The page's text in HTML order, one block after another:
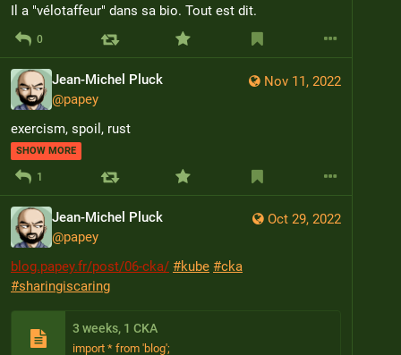
Il a "vélotaffeur" dans sa bio. Tout est dit.
0
Nov 11, 2022
Jean-Michel Pluck
@papey
exercism, spoil, rust
SHOW MORE
1
Oct 29, 2022
Jean-Michel Pluck
@papey
blog.papey.fr/post/06-cka/ #kube #cka
#sharingiscaring
3 weeks, 1 CKA
import * from 'blog';